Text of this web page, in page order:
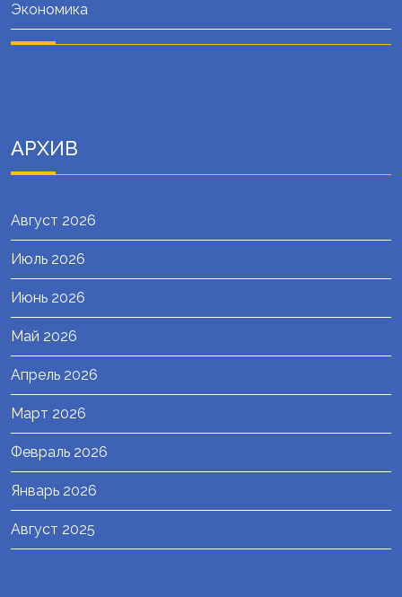
Экономика
АРХИВ
Август 2026
Июль 2026
Июнь 2026
Май 2026
Апрель 2026
Март 2026
Февраль 2026
Январь 2026
Август 2025